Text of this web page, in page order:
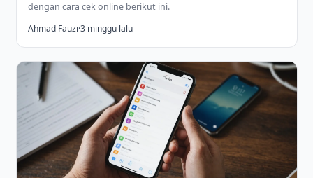
dengan cara cek online berikut ini.
Ahmad Fauzi·3 minggu lalu